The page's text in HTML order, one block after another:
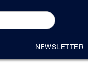
NEWSLETTER